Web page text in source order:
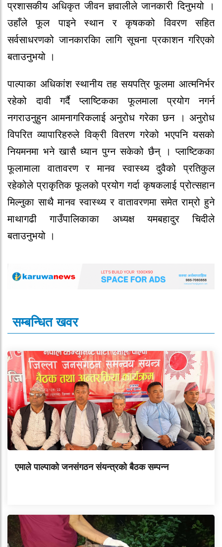
प्रशासकीय अधिकृत जीवन ज्ञवालीले जानकारी दिनुभयो ।
उहाँले फूल पाइने स्थान र कृषकको विवरण सहित
सर्वसाधरणको जानकारकिा लागि सूचना प्रकाशन गरिएको
बताउनुभयो ।
पाल्पाका अधिकांश स्थानीय तह सयपत्रि फूलमा आत्मनिर्भर
रहेको दावी गर्दै प्लाष्टिकका फूलमाला प्रयोग नगर्न
नगराउनुहुन आमनागरिकलाई अनुरोध गरेका छन । अनुरोध
विपरित व्यापारिहरुले विक्री वितरण गरेको भएपनि यसको
नियमनमा भने खासै ध्यान पुग्न सकेको छैन् । प्लाष्टिकका
फूलामाला वातावरण र मानव स्वास्थ्य दुवैको प्रतिकुल
रहेकोले प्राकृतिक फूलको प्रयोग गर्दा कृषकलाई प्रोत्सहान
मिल्नुका साथै मानव स्वास्थ्य र वातावरणमा समेत राम्रो हुने
माथागढी गाउँपालिकाका अध्यक्ष यमबहादुर चिदीले
बताउनुभयो ।
सम्बन्धित खवर
एमाले पाल्पाको जनसंगठन संयन्त्रको बैठक सम्पन्न